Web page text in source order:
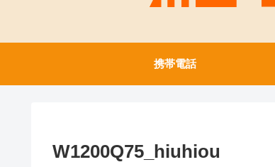
携帯電話
W1200Q75_hiuhiou